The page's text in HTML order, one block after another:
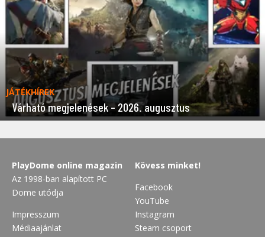
JÁTÉKHÍREK
Várható megjelenések – 2026. augusztus
PlayDome online magazin
Az 1998-ban alapított PC
Dome utódja
Impresszum
Médiaajánlat
Kövess minket!
Facebook
YouTube
Instagram
Steam csoport